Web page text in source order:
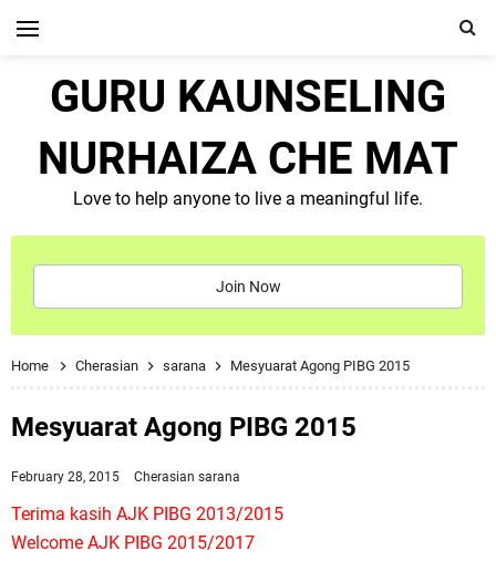
GURU KAUNSELING
NURHAIZA CHE MAT
Love to help anyone to live a meaningful life.
Join Now
Home Cherasian sarana Mesyuarat Agong PIBG 2015
Mesyuarat Agong PIBG 2015
February 28, 2015 Cherasian sarana
Terima kasih AJK PIBG 2013/2015
Welcome AJK PIBG 2015/2017